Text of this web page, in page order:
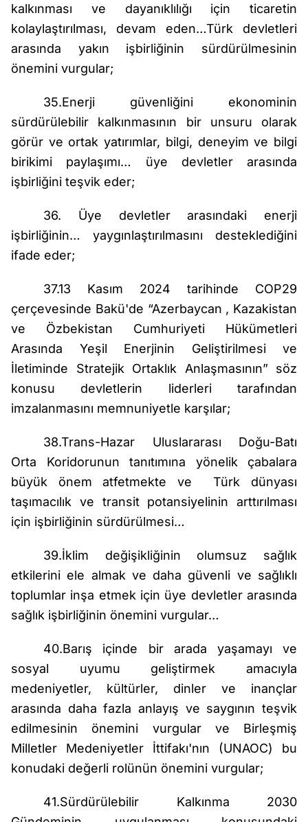
kalkınması ve dayanıklılığı için ticaretin
kolaylaştırılması, devam eden…Türk devletleri
arasında yakın işbirliğinin sürdürülmesinin
önemini vurgular;
35.Enerji güvenliğini ekonominin
sürdürülebilir kalkınmasının bir unsuru olarak
görür ve ortak yatırımlar, bilgi, deneyim ve bilgi
birikimi paylaşımı… üye devletler arasında
işbirliğini teşvik eder;
36. Üye devletler arasındaki enerji
işbirliğinin… yaygınlaştırılmasını desteklediğini
ifade eder;
37.13 Kasım 2024 tarihinde COP29
çerçevesinde Bakü'de “Azerbaycan , Kazakistan
ve Özbekistan Cumhuriyeti Hükümetleri
Arasında Yeşil Enerjinin Geliştirilmesi ve
İletiminde Stratejik Ortaklık Anlaşmasının” söz
konusu devletlerin liderleri tarafından
imzalanmasını memnuniyetle karşılar;
38.Trans-Hazar Uluslararası Doğu-Batı
Orta Koridorunun tanıtımına yönelik çabalara
büyük önem atfetmekte ve Türk dünyası
taşımacılık ve transit potansiyelinin arttırılması
için işbirliğinin sürdürülmesi…
39.İklim değişikliğinin olumsuz sağlık
etkilerini ele almak ve daha güvenli ve sağlıklı
toplumlar inşa etmek için üye devletler arasında
sağlık işbirliğinin önemini vurgular…
40.Barış içinde bir arada yaşamayı ve
sosyal uyumu geliştirmek amacıyla
medeniyetler, kültürler, dinler ve inançlar
arasında daha fazla anlayış ve saygının teşvik
edilmesinin önemini vurgular ve Birleşmiş
Milletler Medeniyetler İttifakı'nın (UNAOC) bu
konudaki değerli rolünün önemini vurgular;
41.Sürdürülebilir Kalkınma 2030